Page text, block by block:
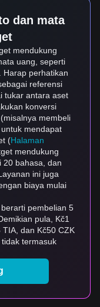
dan mata
mendukung
uang, seperti
Harap perhatikan
referensi
tukar antara aset
konversi
membeli
mendapat
(Halaman
mendukung
20 bahasa, dan
ini juga
biaya mulai
pembelian 5
pula, Kč1
dan Kč50 CZK
termasuk